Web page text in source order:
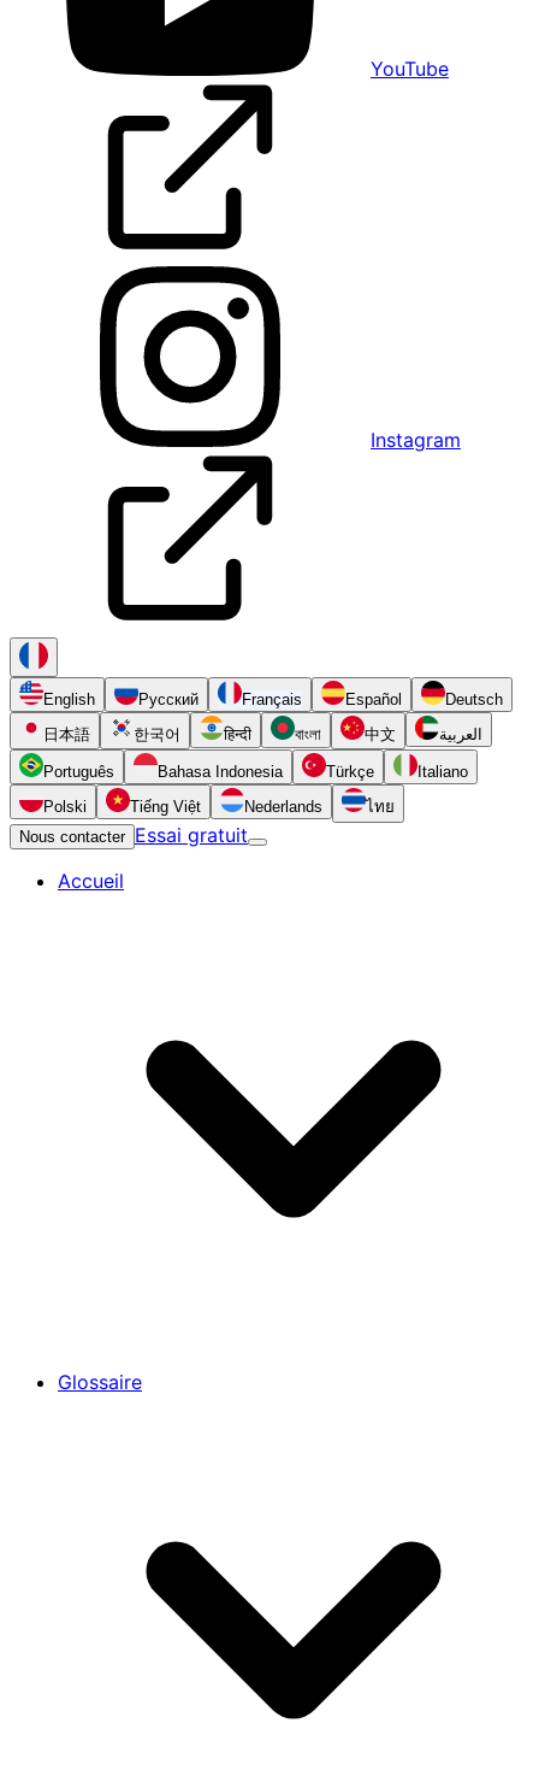
YouTube
Instagram
English Русский Français Español
Deutsch
日本語
한국어 हिन्दी বাংলা 中文 العربية
Português Bahasa Indonesia Türkçe
Italiano
Polski
Tiếng Việt Nederlands
ไทย
Nous contacter Essai gratuit
Accueil
Glossaire